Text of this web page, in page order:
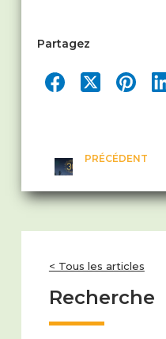
Partagez
PRÉCÉDENT
< Tous les articles
Recherche